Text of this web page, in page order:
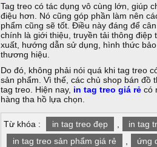
Tag treo có tác dụng vô cùng lớn, giúp
điệu hơn. Nó cũng góp phần làm nên
phẩm cũng sẽ tốt. Điều này đáng để
chính là giới thiệu, truyền tải thông
xuất, hướng dẫn sử dụng, hình thức
thương hiệu.
Do đó, không phải nói quá khi tag treo
sản phẩm. Vì thế, các chủ shop bán đồ
tag treo. Hiện nay, in tag treo giá rẻ có
hàng tha hồ lựa chọn.
Từ khóa : in tag treo đẹp ,
in tag
in tag treo sản phẩm giá rẻ
, ứng